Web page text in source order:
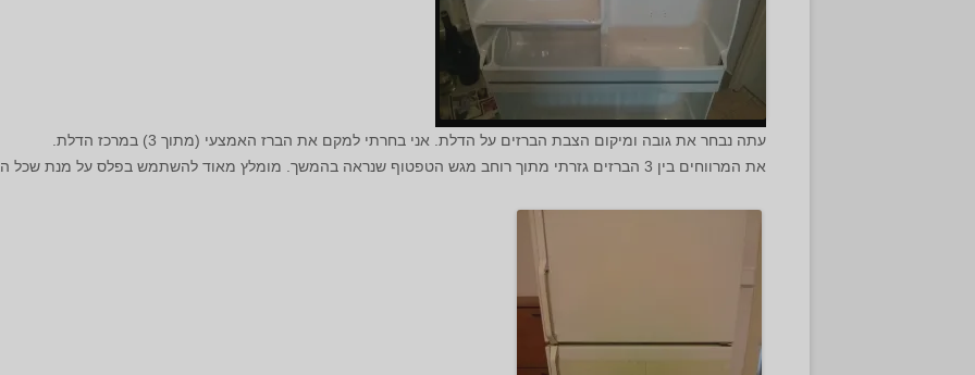
עתה נבחר את גובה ומיקום הצבת הברזים על הדלת. אני בחרתי למקם את הברז האמצעי (מתוך 3) במרכז הדלת.
את המרווחים בין 3 הברזים גזרתי מתוך רוחב מגש הטפטוף שנראה בהמשך. מומלץ מאוד להשתמש בפלס על מנת שכל הברזים יהיו בקו מאוזן.